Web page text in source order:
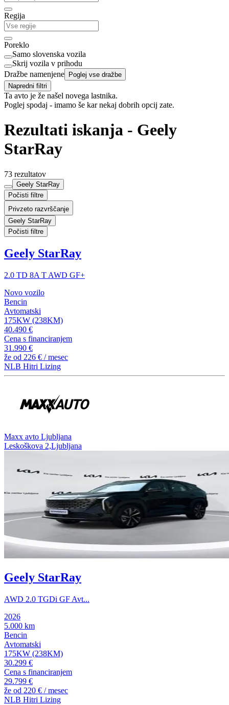
Regija
Poreklo
Samo slovenska vozila
Skrij vozila v prihodu
Dražbe namenjene Poglej vse dražbe
Napredni filtri
Ta avto je že našel novega lastnika.
Poglej spodaj - imamo še kar nekaj dobrih opcij zate.
Rezultati iskanja - Geely
StarRay
73 rezultatov
Geely StarRay
Počisti filtre
Privzeto razvrščanje
Geely StarRay
Počisti filtre
Geely StarRay
2.0 TD 8A T AWD GF+
Novo vozilo
Bencin
Avtomatski
175KW (238KM)
40.490 €
Cena s financiranjem
31.990 €
že od 226 € / mesec
NLB Hitri Lizing
⁠Maxx avto Ljubljana
Leskoškova 2,Ljubljana
Geely StarRay
AWD 2.0 TGDi GF Avt...
2026
5.000 km
Bencin
Avtomatski
175KW (238KM)
30.299 €
Cena s financiranjem
29.799 €
že od 220 € / mesec
NLB Hitri Lizing